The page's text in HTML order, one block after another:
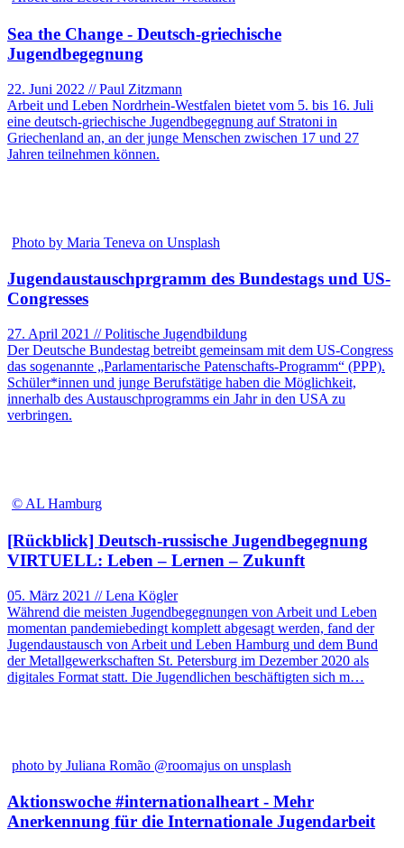
Sea the Change - Deutsch-griechische
Jugendbegegnung
22. Juni 2022 // Paul Zitzmann
Arbeit und Leben Nordrhein-Westfalen bietet vom 5. bis 16. Juli
eine deutsch-griechische Jugendbegegnung auf Stratoni in
Griechenland an, an der junge Menschen zwischen 17 und 27
Jahren teilnehmen können.
Photo by Maria Teneva on Unsplash
Jugendaustauschprgramm des Bundestags und US-
Congresses
27. April 2021 // Politische Jugendbildung
Der Deutsche Bundestag betreibt gemeinsam mit dem US-Congress
das sogenannte „Parlamentarische Patenschafts-Programm“ (PPP).
Schüler*innen und junge Berufstätige haben die Möglichkeit,
innerhalb des Austauschprogramms ein Jahr in den USA zu
verbringen.
© AL Hamburg
[Rückblick] Deutsch-russische Jugendbegegnung
VIRTUELL: Leben – Lernen – Zukunft
05. März 2021 // Lena Kögler
Während die meisten Jugendbegegnungen von Arbeit und Leben
momentan pandemiebedingt komplett abgesagt werden, fand der
Jugendaustausch von Arbeit und Leben Hamburg und dem Bund
der Metallgewerkschaften St. Petersburg im Dezember 2020 als
digitales Format statt. Die Jugendlichen beschäftigten sich m…
photo by Juliana Romão @roomajus on unsplash
Aktionswoche #internationalheart - Mehr
Anerkennung für die Internationale Jugendarbeit